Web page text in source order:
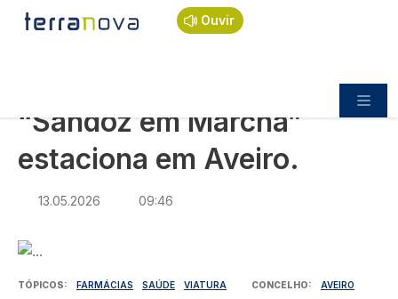
Passar para o conteúdo principal
Ouvir
Navegação estrutural
Início
Praça
“Sandoz em Marcha” estaciona em Aveiro.
“Sandoz em Marcha”
estaciona em Aveiro.
13.05.2026 09:46
Imagem
TÓPICOS FARMÁCIAS SAÚDE VIATURA CONCELHO AVEIRO